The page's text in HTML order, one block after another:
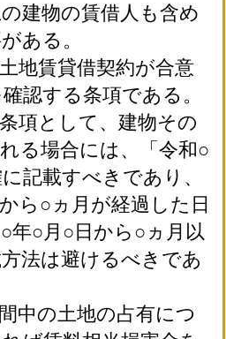
建物の賃借人も含め
ある。
地賃貸借契約が合意
認する条項である。
項として、建物その
る場合には、「令和○
記載すべきであり、
ら○ヵ月が経過した日
年○月○日から○ヵ月以
法は避けるべきであ
中の土地の占有につ